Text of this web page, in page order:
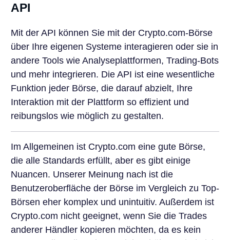
API
Mit der API können Sie mit der Crypto.com-Börse
über Ihre eigenen Systeme interagieren oder sie in
andere Tools wie Analyseplattformen, Trading-Bots
und mehr integrieren. Die API ist eine wesentliche
Funktion jeder Börse, die darauf abzielt, Ihre
Interaktion mit der Plattform so effizient und
reibungslos wie möglich zu gestalten.
Im Allgemeinen ist Crypto.com eine gute Börse,
die alle Standards erfüllt, aber es gibt einige
Nuancen. Unserer Meinung nach ist die
Benutzeroberfläche der Börse im Vergleich zu Top-
Börsen eher komplex und unintuitiv. Außerdem ist
Crypto.com nicht geeignet, wenn Sie die Trades
anderer Händler kopieren möchten, da es kein